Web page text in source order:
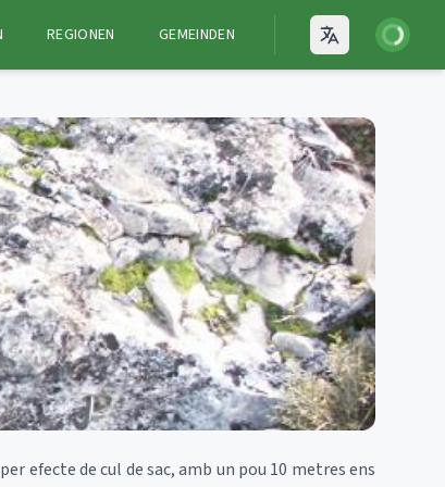
REGIONEN GEMEINDEN Open
Anmelden
efecte de cul de sac, amb un pou 10 metres ens